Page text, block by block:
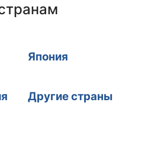
Япония
Другие страны